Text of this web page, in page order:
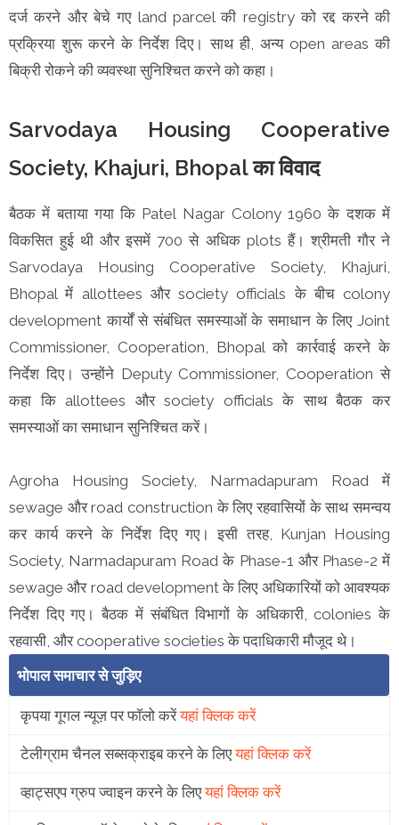
दर्ज करने और बेचे गए land parcel की registry को रद्द करने की
प्रक्रिया शुरू करने के निर्देश दिए। साथ ही, अन्य open areas की
बिक्री रोकने की व्यवस्था सुनिश्चित करने को कहा।
Sarvodaya Housing Cooperative
Society, Khajuri, Bhopal का विवाद
बैठक में बताया गया कि Patel Nagar Colony 1960 के दशक में
विकसित हुई थी और इसमें 700 से अधिक plots हैं। श्रीमती गौर ने
Sarvodaya Housing Cooperative Society, Khajuri,
Bhopal में allottees और society officials के बीच colony
development कार्यों से संबंधित समस्याओं के समाधान के लिए Joint
Commissioner, Cooperation, Bhopal को कार्रवाई करने के
निर्देश दिए। उन्होंने Deputy Commissioner, Cooperation से
कहा कि allottees और society officials के साथ बैठक कर
समस्याओं का समाधान सुनिश्चित करें।
Agroha Housing Society, Narmadapuram Road में
sewage और road construction के लिए रहवासियों के साथ समन्वय
कर कार्य करने के निर्देश दिए गए। इसी तरह, Kunjan Housing
Society, Narmadapuram Road के Phase-1 और Phase-2 में
sewage और road development के लिए अधिकारियों को आवश्यक
निर्देश दिए गए। बैठक में संबंधित विभागों के अधिकारी, colonies के
रहवासी, और cooperative societies के पदाधिकारी मौजूद थे।
भोपाल समाचार से जुड़िए
कृपया गूगल न्यूज़ पर फॉलो करेंयहां क्लिक करें
टेलीग्राम चैनल सब्सक्राइब करने के लिएयहां क्लिक करें
व्हाट्सएप ग्रुप ज्वाइन करने के लिएयहां क्लिक करें